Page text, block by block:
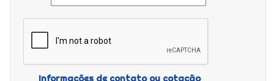
Informações de contato ou cotação